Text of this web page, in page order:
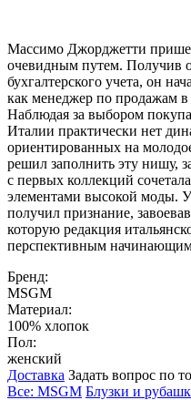
Массимо Джорджетти
очевидным путем. Получив
бухгалтерского учета, он
как менеджер по продажам
Наблюдая за выбором
Италии практически нет
ориентированных на
решил заполнить эту нишу,
с первых коллекций
элементами высокой моды.
получил признание,
которую редакция
перспективным
Бренд:
MSGM
Материал:
100% хлопок
Пол:
женский
Доставка Задать вопрос по
Все: MSGM Блузки и